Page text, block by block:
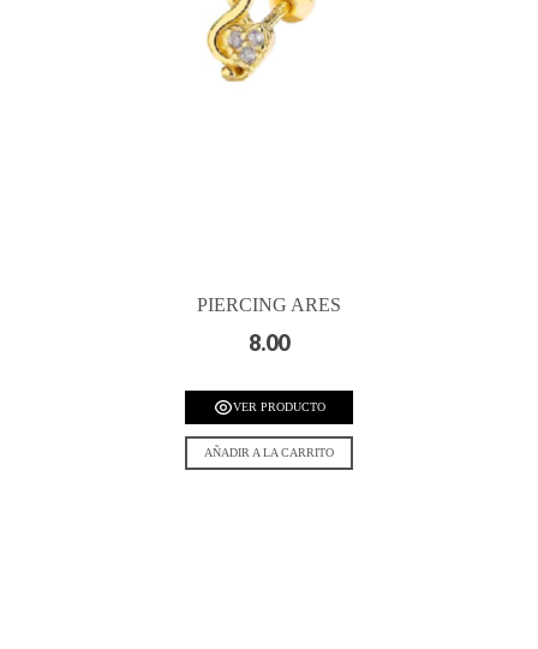
PIERCING ARES
8.00
VER PRODUCTO
AÑADIR A LA CARRITO